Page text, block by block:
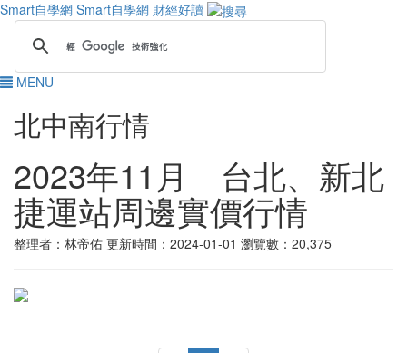
Smart自學網 Smart自學網 財經好讀
MENU
北中南行情
2023年11月 台北、新北
捷運站周邊實價行情
整理者：林帝佑 更新時間：2024-01-01 瀏覽數：20,375